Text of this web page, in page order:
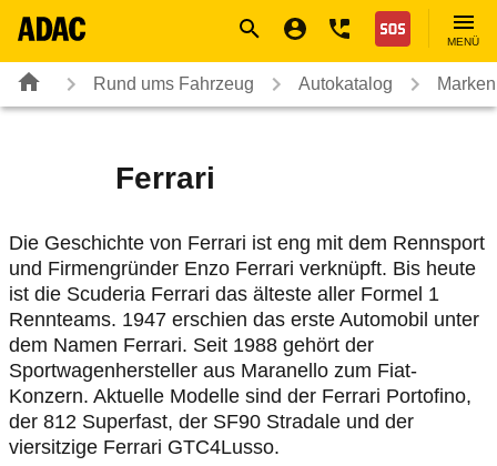
Nothilfe
MENÜ
Rund ums Fahrzeug Autokatalog
Ferrari
Die Geschichte von Ferrari ist eng mit dem Rennsport
und Firmengründer Enzo Ferrari verknüpft. Bis heute
ist die Scuderia Ferrari das älteste aller Formel 1
Rennteams. 1947 erschien das erste Automobil unter
dem Namen Ferrari. Seit 1988 gehört der
Sportwagenhersteller aus Maranello zum Fiat-
Konzern. Aktuelle Modelle sind der Ferrari Portofino,
der 812 Superfast, der SF90 Stradale und der
viersitzige Ferrari GTC4Lusso.